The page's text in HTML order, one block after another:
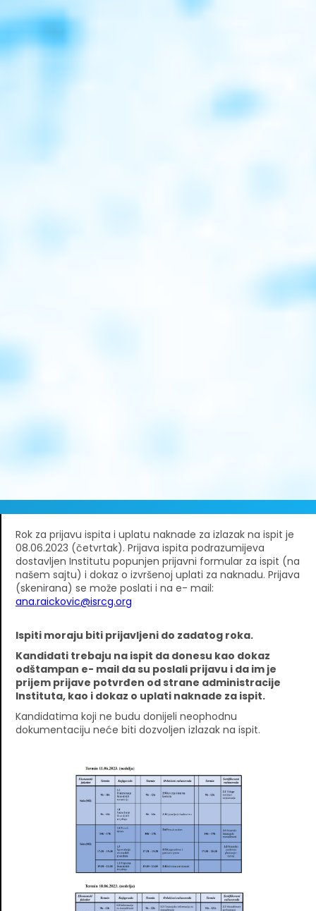
Rok za prijavu ispita i uplatu naknade za izlazak na ispit je
08.06.2023 (četvrtak). Prijava ispita podrazumijeva
dostavljen Institutu popunjen prijavni formular za ispit (na
našem sajtu) i dokaz o izvršenoj uplati za naknadu. Prijava
(skenirana) se može poslati i na e- mail:
ana.raickovic@isrcg.org
Ispiti moraju biti prijavljeni do zadatog roka.
Kandidati trebaju na ispit da donesu kao dokaz
odštampan e- mail da su poslali prijavu i da im je
prijem prijave potvrđen od strane administracije
Instituta, kao i dokaz o uplati naknade za ispit.
Kandidatima koji ne budu donijeli neophodnu
dokumentaciju neće biti dozvoljen izlazak na ispit.